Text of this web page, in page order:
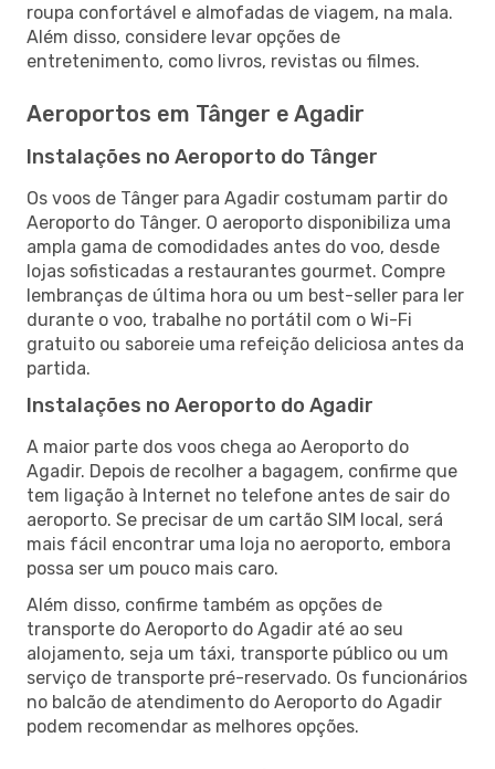
roupa confortável e almofadas de viagem, na mala.
Além disso, considere levar opções de
entretenimento, como livros, revistas ou filmes.
Aeroportos em Tânger e Agadir
Instalações no Aeroporto do Tânger
Os voos de Tânger para Agadir costumam partir do
Aeroporto do Tânger. O aeroporto disponibiliza uma
ampla gama de comodidades antes do voo, desde
lojas sofisticadas a restaurantes gourmet. Compre
lembranças de última hora ou um best-seller para ler
durante o voo, trabalhe no portátil com o Wi-Fi
gratuito ou saboreie uma refeição deliciosa antes da
partida.
Instalações no Aeroporto do Agadir
A maior parte dos voos chega ao Aeroporto do
Agadir. Depois de recolher a bagagem, confirme que
tem ligação à Internet no telefone antes de sair do
aeroporto. Se precisar de um cartão SIM local, será
mais fácil encontrar uma loja no aeroporto, embora
possa ser um pouco mais caro.
Além disso, confirme também as opções de
transporte do Aeroporto do Agadir até ao seu
alojamento, seja um táxi, transporte público ou um
serviço de transporte pré-reservado. Os funcionários
no balcão de atendimento do Aeroporto do Agadir
podem recomendar as melhores opções.